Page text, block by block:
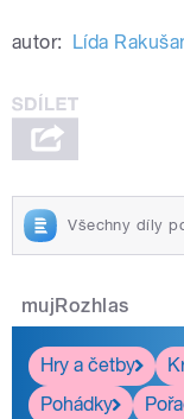
autor: Lída
Všechny díly
mujRozhlas
Hry a četby
Pohádky